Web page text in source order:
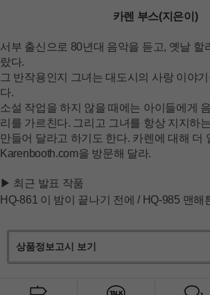
카렌 부스(지은이)
서부 출신으로 80년대 음악을 듣고, 옛날 할
랐다.
그 반작용인지 그녀는 대도시의 사랑 이야
다.
소설 작업을 하지 않을 때에는 아이들에게
리를 가르친다. 그리고 그녀를 항상 지지하
만들어 달라고 하기도 한다. 카렌에 대해 더
Karenbooth.com을 방문해 달라.
▶ 최근 발표 작품
HQ-861 이 밤이 끝나기 전에 / HQ-985 맨해
상품정보고시 보기